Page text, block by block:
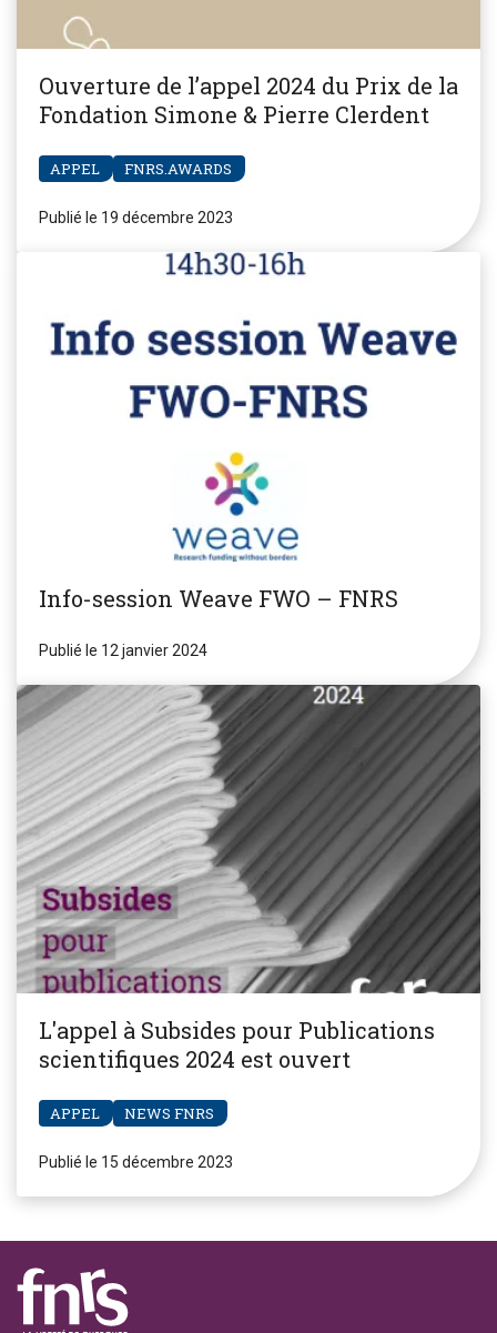
Ouverture de l’appel 2024 du Prix de la
Fondation Simone & Pierre Clerdent
APPEL FNRS.AWARDS
Publié le 19 décembre 2023
Info-session Weave FWO – FNRS
Publié le 12 janvier 2024
L'appel à Subsides pour Publications
scientifiques 2024 est ouvert
APPEL NEWS FNRS
Publié le 15 décembre 2023